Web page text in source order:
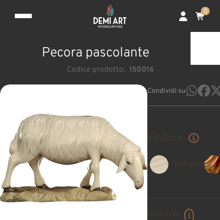
0
Pecora pascolante
Codice prodotto: 150016
Condividi su